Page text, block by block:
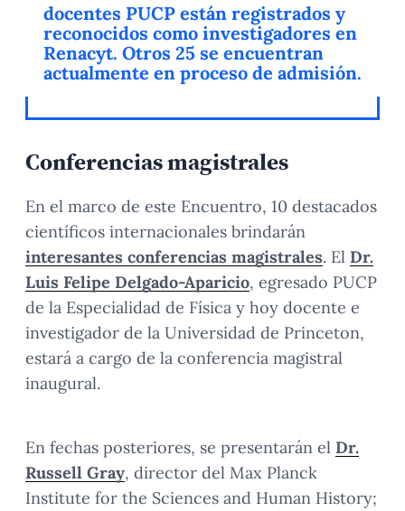
docentes PUCP están registrados y
reconocidos como investigadores en
Renacyt. Otros 25 se encuentran
actualmente en proceso de admisión.
Conferencias magistrales
En el marco de este Encuentro, 10 destacados
científicos internacionales brindarán
interesantes conferencias magistrales. El Dr.
Luis Felipe Delgado-Aparicio, egresado PUCP
de la Especialidad de Física y hoy docente e
investigador de la Universidad de Princeton,
estará a cargo de la conferencia magistral
inaugural.
En fechas posteriores, se presentarán el Dr.
Russell Gray, director del Max Planck
Institute for the Sciences and Human History;